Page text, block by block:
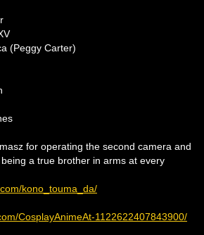
(Peggy Carter)
for operating the second camera and
a true brother in arms at every
kono_touma_da/
CosplayAnimeAt-1122622407843900/